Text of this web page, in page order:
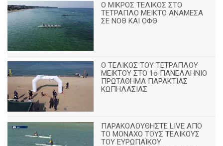
Ο ΜΙΚΡΟΣ ΤΕΛΙΚΟΣ ΣΤΟ
ΤΕΤΡΑΠΛΟ ΜΕΙΚΤΟ ΑΝΑΜΕΣΑ
ΣΕ ΝΟΘ ΚΑΙ ΟΦΘ
Ο ΤΕΛΙΚΟΣ ΤΟΥ ΤΕΤΡΑΠΛΟΥ
ΜΕΙΚΤΟΥ ΣΤΟ 1ο ΠΑΝΕΛΛΗΝΙΟ
ΠΡΩΤΑΘΗΜΑ ΠΑΡΑΚΤΙΑΣ
ΚΩΠΗΛΑΣΙΑΣ
ΠΑΡΑΚΟΛΟΥΘΗΣΤΕ LIVE ΑΠΟ
ΤΟ ΜΟΝΑΧΟ ΤΟΥΣ ΤΕΛΙΚΟΥΣ
ΤΟΥ ΕΥΡΩΠΑΪΚΟΥ